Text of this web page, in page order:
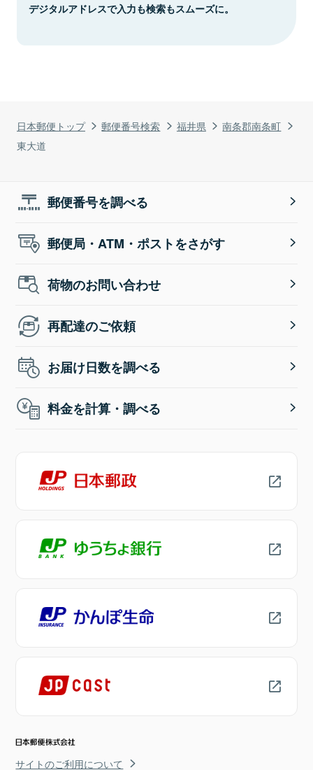
日本郵便トップ 郵便番号検索 福井県
南条郡南条町
東大道
デジタルアドレスで入力も検索もスムーズに。
郵便番号を調べる
郵便局・ATM・ポストをさがす
荷物のお問い合わせ
再配達のご依頼
お届け日数を調べる
料金を計算・調べる
サイトのご利用について